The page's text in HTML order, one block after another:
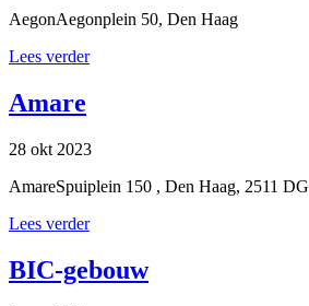
AegonAegonplein 50, Den Haag
Lees verder
Amare
28 okt 2023
AmareSpuiplein 150 , Den Haag, 2511 DG
Lees verder
BIC-gebouw